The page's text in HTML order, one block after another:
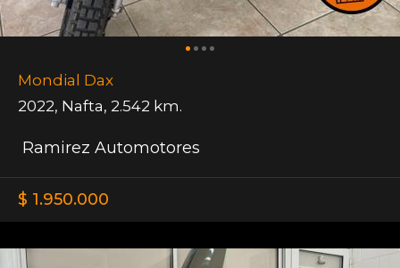
Mondial Dax
2022, Nafta, 2.542 km.
Ramirez Automotores
$ 1.950.000